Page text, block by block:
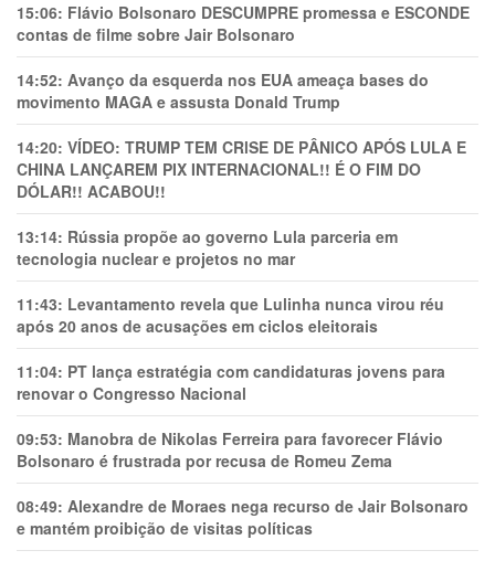
15:06: Flávio Bolsonaro DESCUMPRE promessa e ESCONDE
contas de filme sobre Jair Bolsonaro
14:52: Avanço da esquerda nos EUA ameaça bases do
movimento MAGA e assusta Donald Trump
14:20: VÍDEO: TRUMP TEM CRlSE DE PÂNlCO APÓS LULA E
CHINA LANÇAREM PIX INTERNACIONAL!! É O FIM DO
DÓLAR!! ACABOU!!
13:14: Rússia propõe ao governo Lula parceria em
tecnologia nuclear e projetos no mar
11:43: Levantamento revela que Lulinha nunca virou réu
após 20 anos de acusações em ciclos eleitorais
11:04: PT lança estratégia com candidaturas jovens para
renovar o Congresso Nacional
09:53: Manobra de Nikolas Ferreira para favorecer Flávio
Bolsonaro é frustrada por recusa de Romeu Zema
08:49: Alexandre de Moraes nega recurso de Jair Bolsonaro
e mantém proibição de visitas políticas